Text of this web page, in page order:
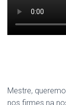
Mestre,
nos firmes na